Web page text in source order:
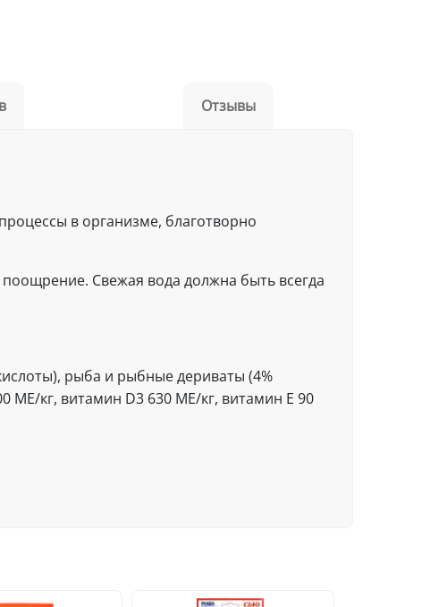
Отзывы
в организме, благотворно
Свежая вода должна быть всегда
рыба и рыбные дериваты (4%
кг, витамин D3 630 ME/кг, витамин Е 90